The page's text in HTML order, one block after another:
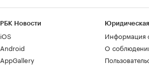
РБК Новости
iOS
Android
AppGallery
Информация
О